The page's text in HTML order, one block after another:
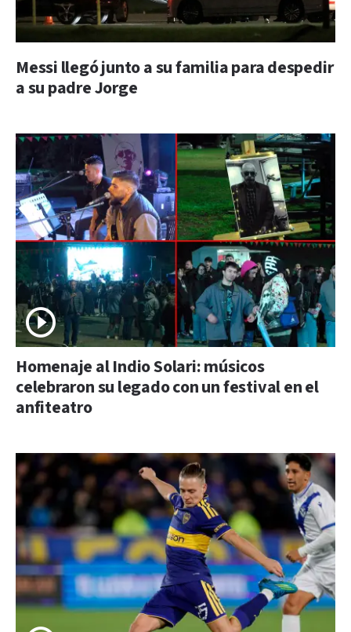
Messi llegó junto a su familia para despedir
a su padre Jorge
Homenaje al Indio Solari: músicos
celebraron su legado con un festival en el
anfiteatro